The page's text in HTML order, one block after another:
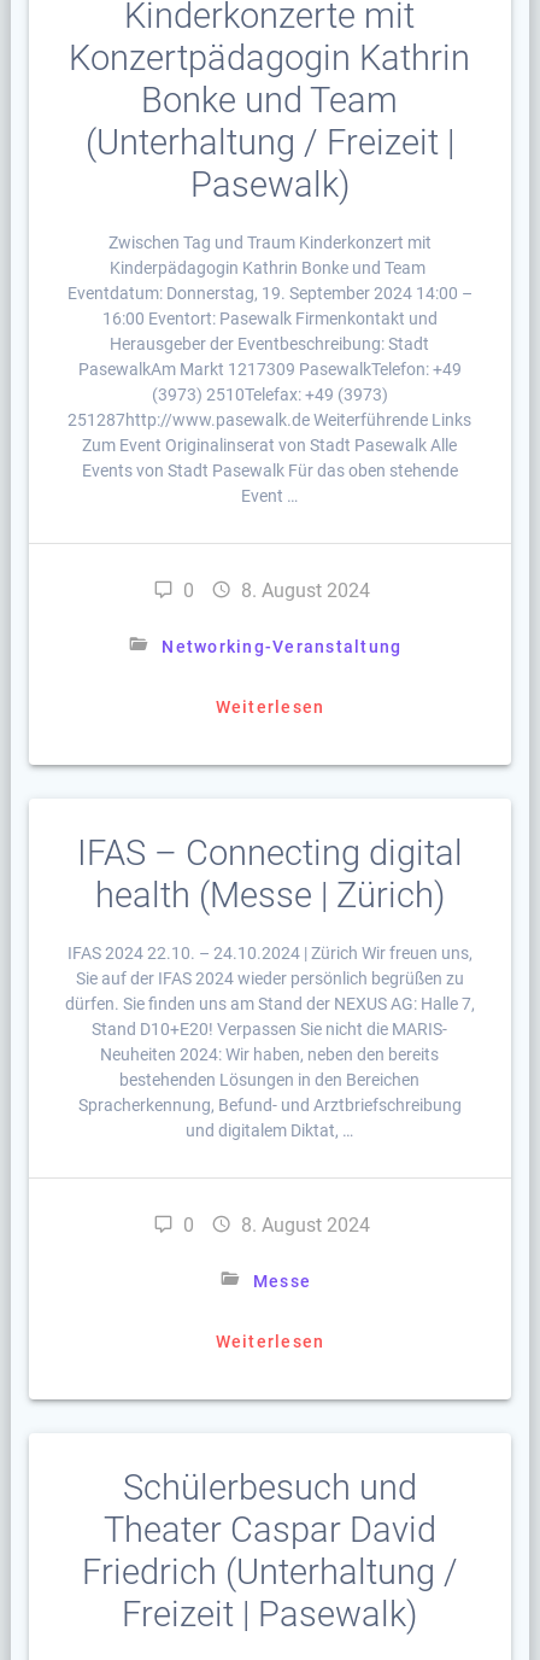
Kinderkonzerte mit
Konzertpädagogin Kathrin
Bonke und Team
(Unterhaltung / Freizeit |
Pasewalk)
Zwischen Tag und Traum Kinderkonzert mit
Kinderpädagogin Kathrin Bonke und Team
Eventdatum: Donnerstag, 19. September 2024 14:00 –
16:00 Eventort: Pasewalk Firmenkontakt und
Herausgeber der Eventbeschreibung: Stadt
PasewalkAm Markt 1217309 PasewalkTelefon: +49
(3973) 2510Telefax: +49 (3973)
251287http://www.pasewalk.de Weiterführende Links
Zum Event Originalinserat von Stadt Pasewalk Alle
Events von Stadt Pasewalk Für das oben stehende
Event …
0 8. August 2024
Networking-Veranstaltung
Weiterlesen
IFAS – Connecting digital
health (Messe | Zürich)
IFAS 2024 22.10. – 24.10.2024 | Zürich Wir freuen uns,
Sie auf der IFAS 2024 wieder persönlich begrüßen zu
dürfen. Sie finden uns am Stand der NEXUS AG: Halle 7,
Stand D10+E20! Verpassen Sie nicht die MARIS-
Neuheiten 2024: Wir haben, neben den bereits
bestehenden Lösungen in den Bereichen
Spracherkennung, Befund- und Arztbriefschreibung
und digitalem Diktat, …
0 8. August 2024
Messe
Weiterlesen
Schülerbesuch und
Theater Caspar David
Friedrich (Unterhaltung /
Freizeit | Pasewalk)